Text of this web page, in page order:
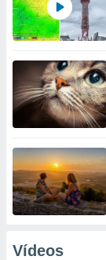
Vídeos